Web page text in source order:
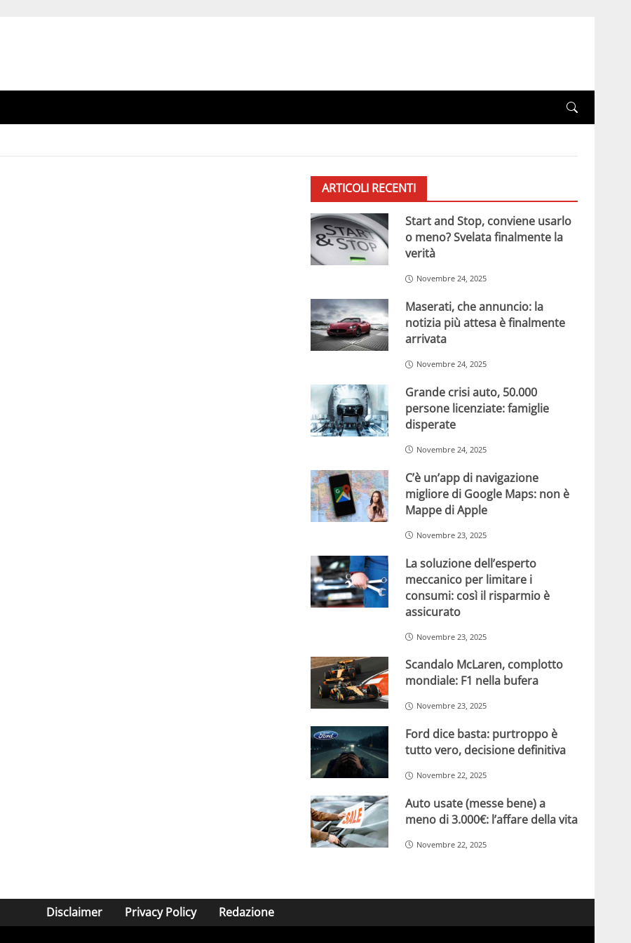
ARTICOLI RECENTI
Start and Stop, conviene usarlo
o meno? Svelata finalmente la
verità
Novembre 24, 2025
Maserati, che annuncio: la
notizia più attesa è finalmente
arrivata
Novembre 24, 2025
Grande crisi auto, 50.000
persone licenziate: famiglie
disperate
Novembre 24, 2025
C’è un’app di navigazione
migliore di Google Maps: non è
Mappe di Apple
Novembre 23, 2025
La soluzione dell’esperto
meccanico per limitare i
consumi: così il risparmio è
assicurato
Novembre 23, 2025
Scandalo McLaren, complotto
mondiale: F1 nella bufera
Novembre 23, 2025
Ford dice basta: purtroppo è
tutto vero, decisione definitiva
Novembre 22, 2025
Auto usate (messe bene) a
meno di 3.000€: l’affare della vita
Novembre 22, 2025
Disclaimer Privacy Policy Redazione